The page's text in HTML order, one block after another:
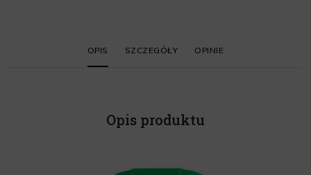
OPIS SZCZEGÓŁY OPINIE
Opis produktu